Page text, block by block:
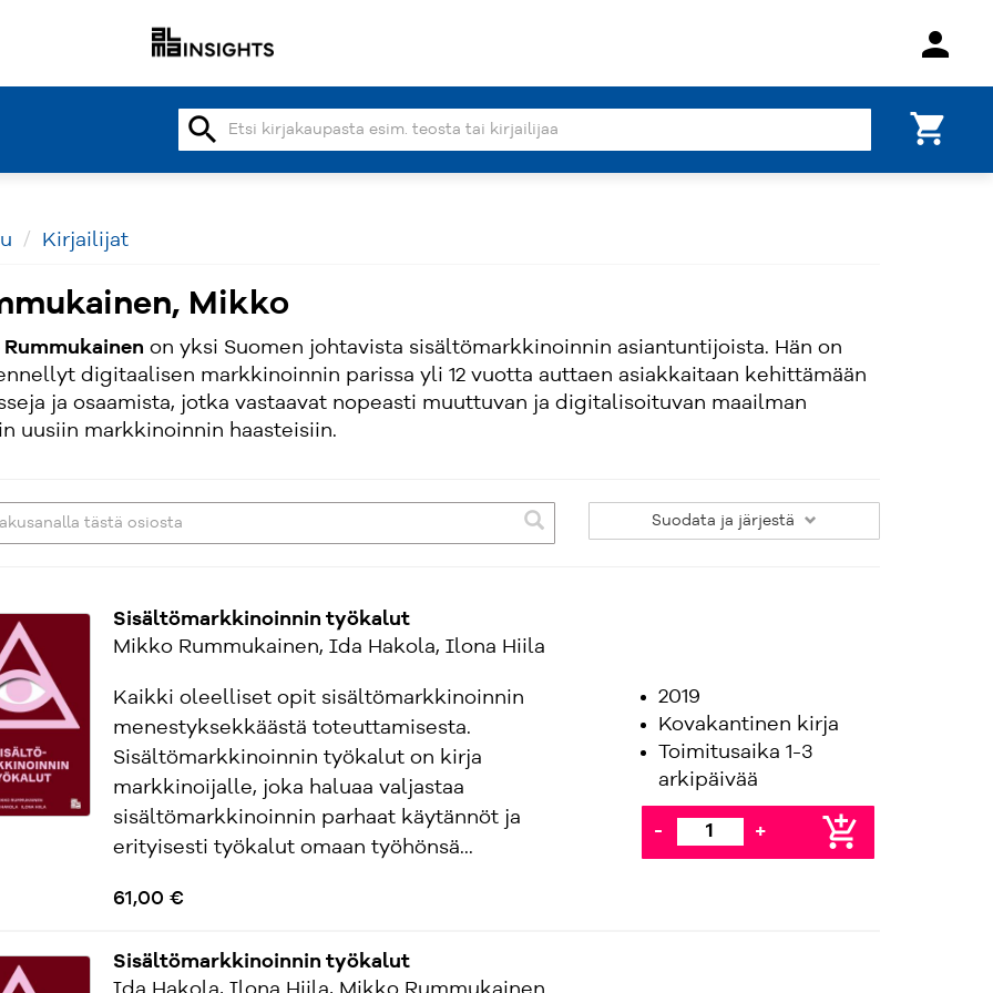
person
search shopping_cart
Kirjailijat
Mikko
Rummukainen on yksi Suomen johtavista sisältömarkkinoinnin asiantuntijoista. Hän on
digitaalisen markkinoinnin parissa yli 12 vuotta auttaen asiakkaitaan kehittämään
ja osaamista, jotka vastaavat nopeasti muuttuvan ja digitalisoituvan maailman
uusiin markkinoinnin haasteisiin.
Suodata ja järjestä
Sisältömarkkinoinnin työkalut
Mikko Rummukainen, Ida Hakola, Ilona Hiila
Kaikki oleelliset opit sisältömarkkinoinnin
menestyksekkäästä toteuttamisesta.
Sisältömarkkinoinnin työkalut on kirja
markkinoijalle, joka haluaa valjastaa
sisältömarkkinoinnin parhaat käytännöt ja
erityisesti työkalut omaan työhönsä...
61,00 €
2019
Kovakantinen kirja
Toimitusaika 1-3
arkipäivää
- + add_shopping_cart
Sisältömarkkinoinnin työkalut